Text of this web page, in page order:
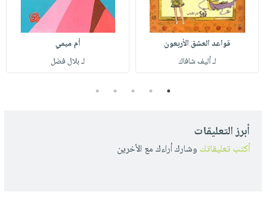
قواعد العشق الأربعون
لـ أليف شافاك
أم ميمي
لـ بلال فضل
1
2
3
4
5
أبرز التعليقات
أكتب تعليقاتك وشارك أراءك مع الأخرين